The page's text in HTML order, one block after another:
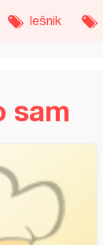
lešnik
sam